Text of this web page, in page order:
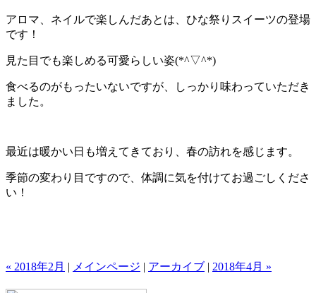
アロマ、ネイルで楽しんだあとは、ひな祭りスイーツの登場
です！
見た目でも楽しめる可愛らしい姿(*^▽^*)
食べるのがもったいないですが、しっかり味わっていただき
ました。
最近は暖かい日も増えてきており、春の訪れを感じます。
季節の変わり目ですので、体調に気を付けてお過ごしくださ
い！
« 2018年2月 | メインページ | アーカイブ | 2018年4月 »